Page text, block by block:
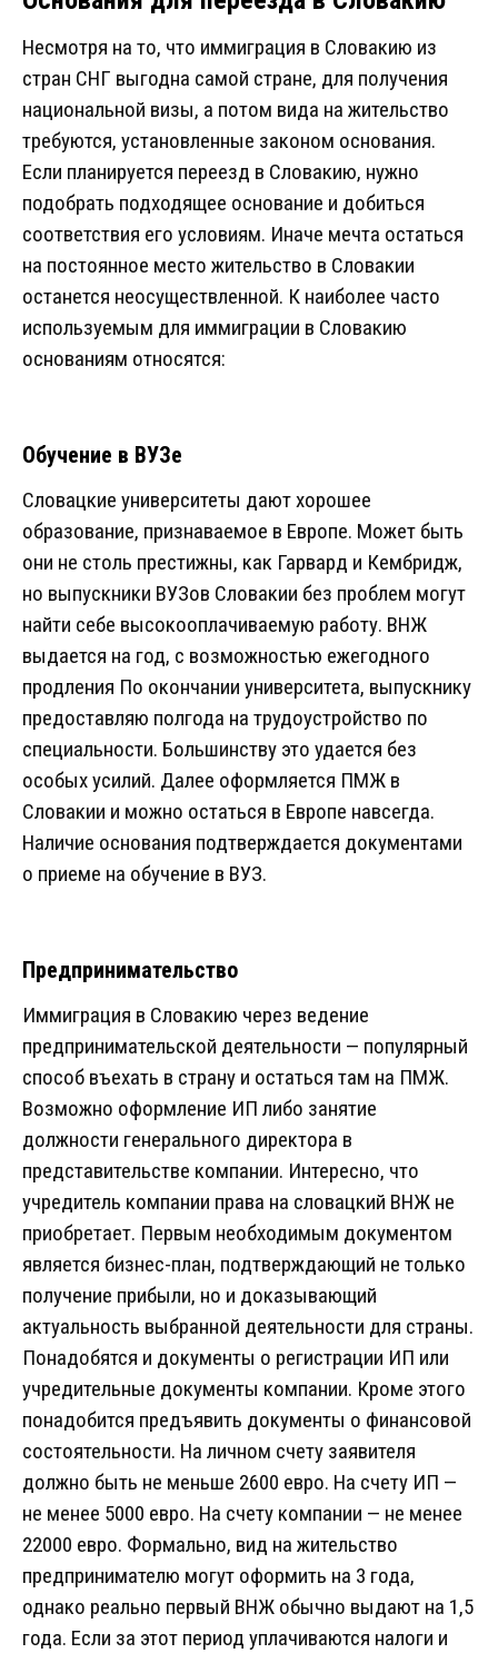
Несмотря на то, что иммиграция в Словакию из
стран СНГ выгодна самой стране, для получения
национальной визы, а потом вида на жительство
требуются, установленные законом основания.
Если планируется переезд в Словакию, нужно
подобрать подходящее основание и добиться
соответствия его условиям. Иначе мечта остаться
на постоянное место жительство в Словакии
останется неосуществленной. К наиболее часто
используемым для иммиграции в Словакию
основаниям относятся:
Обучение в ВУЗе
Словацкие университеты дают хорошее
образование, признаваемое в Европе. Может быть
они не столь престижны, как Гарвард и Кембридж,
но выпускники ВУЗов Словакии без проблем могут
найти себе высокооплачиваемую работу. ВНЖ
выдается на год, с возможностью ежегодного
продления По окончании университета, выпускнику
предоставляю полгода на трудоустройство по
специальности. Большинству это удается без
особых усилий. Далее оформляется ПМЖ в
Словакии и можно остаться в Европе навсегда.
Наличие основания подтверждается документами
о приеме на обучение в ВУЗ.
Предпринимательство
Иммиграция в Словакию через ведение
предпринимательской деятельности — популярный
способ въехать в страну и остаться там на ПМЖ.
Возможно оформление ИП либо занятие
должности генерального директора в
представительстве компании. Интересно, что
учредитель компании права на словацкий ВНЖ не
приобретает. Первым необходимым документом
является бизнес-план, подтверждающий не только
получение прибыли, но и доказывающий
актуальность выбранной деятельности для страны.
Понадобятся и документы о регистрации ИП или
учредительные документы компании. Кроме этого
понадобится предъявить документы о финансовой
состоятельности. На личном счету заявителя
должно быть не меньше 2600 евро. На счету ИП —
не менее 5000 евро. На счету компании — не менее
22000 евро. Формально, вид на жительство
предпринимателю могут оформить на 3 года,
однако реально первый ВНЖ обычно выдают на 1,5
года. Если за этот период уплачиваются налоги и